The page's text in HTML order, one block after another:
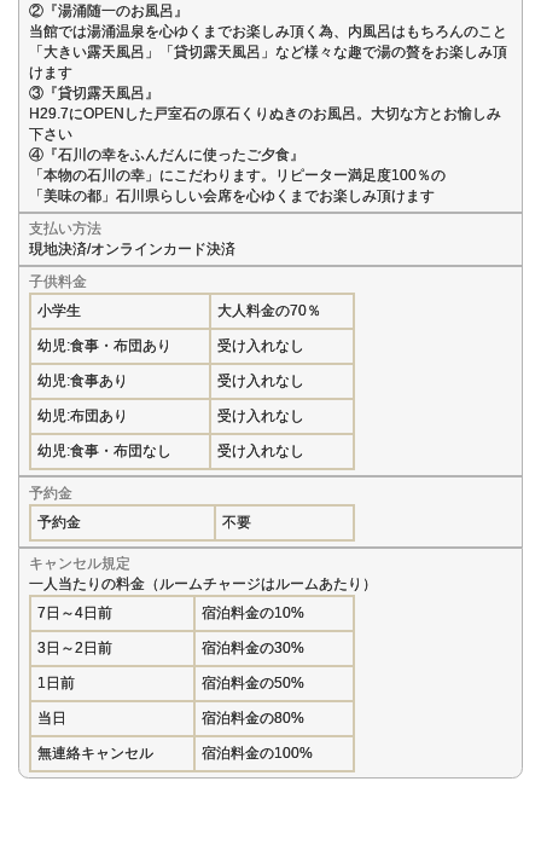
②『湯涌随一のお風呂』
当館では湯涌温泉を心ゆくまでお楽しみ頂く為、内風呂はもちろんのこと
「大きい露天風呂」「貸切露天風呂」など様々な趣で湯の贅をお楽しみ頂
けます
③『貸切露天風呂』
H29.7にOPENした戸室石の原石くりぬきのお風呂。大切な方とお愉しみ
下さい
④『石川の幸をふんだんに使ったご夕食』
「本物の石川の幸」にこだわります。リピーター満足度100％の
「美味の都」石川県らしい会席を心ゆくまでお楽しみ頂けます
支払い方法
現地決済/オンラインカード決済
子供料金
小学生
大人料金の70％
幼児:食事・布団あり 受け入れなし
幼児:食事あり 受け入れなし
幼児:布団あり 受け入れなし
幼児:食事・布団なし 受け入れなし
予約金
予約金
不要
キャンセル規定
一人当たりの料金（ルームチャージはルームあたり）
7日～4日前
宿泊料金の10%
3日～2日前 宿泊料金の30%
1日前 宿泊料金の50%
当日 宿泊料金の80%
無連絡キャンセル 宿泊料金の100%